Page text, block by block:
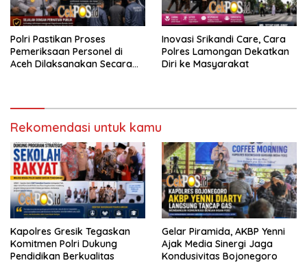
Polri Pastikan Proses
Pemeriksaan Personel di
Aceh Dilaksanakan Secara
Inovasi Srikandi Care, Cara
Polres Lamongan Dekatkan
Diri ke Masyarakat
Rekomendasi untuk kamu
Kapolres Gresik Tegaskan
Komitmen Polri Dukung
Pendidikan Berkualitas
Gelar Piramida, AKBP Yenni
Ajak Media Sinergi Jaga
Kondusivitas Bojonegoro